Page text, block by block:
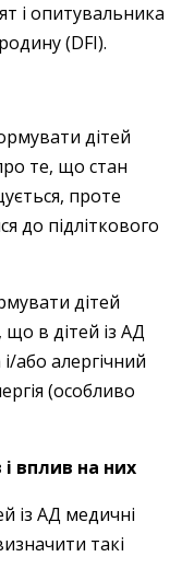
і опитувальника
(DFI).
дітей
те, що стан
проте
до підліткового
дітей
що в дітей із АД
або алергічний
(особливо
вплив на них
із АД медичні
такі